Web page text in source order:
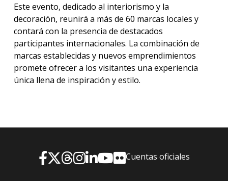
Este evento, dedicado al interiorismo y la
decoración, reunirá a más de 60 marcas locales y
contará con la presencia de destacados
participantes internacionales. La combinación de
marcas establecidas y nuevos emprendimientos
promete ofrecer a los visitantes una experiencia
única llena de inspiración y estilo.
Cuentas oficiales